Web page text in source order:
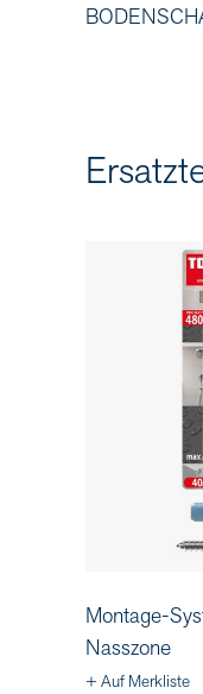
Montage-
Nasszone
+ Auf Merkliste